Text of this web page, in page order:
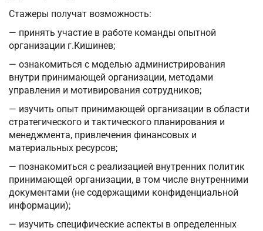
Стажеры получат возможность:
— принять участие в работе команды опытной
организации г.Кишинев;
— ознакомиться с моделью администрирования
внутри принимающей организации, методами
управления и мотивирования сотрудников;
— изучить опыт принимающей организации в области
стратегического и тактического планирования и
менеджмента, привлечения финансовых и
материальных ресурсов;
— познакомиться с реализацией внутренних политик
принимающей организации, в том числе внутренними
документами (не содержащими конфиденциальной
информации);
— изучить специфические аспекты в определенных